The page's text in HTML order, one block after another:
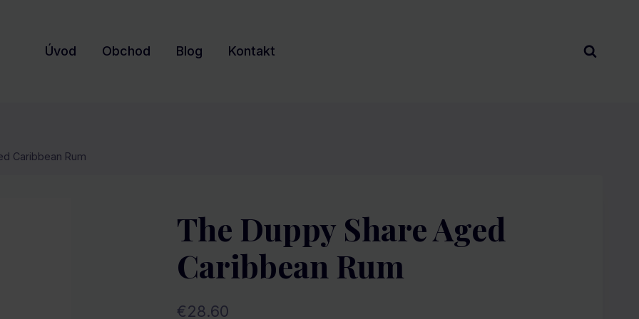
Úvod Obchod Blog Kontakt
Caribbean Rum
The Duppy Share Aged
Caribbean Rum
€28.60